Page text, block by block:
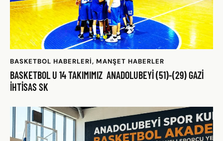
BASKETBOL HABERLERI, MANŞET HABERLER
BASKETBOL U 14 TAKIMIMIZ ANADOLUBEYİ (51)-(29) GAZİ
İHTİSAS SK